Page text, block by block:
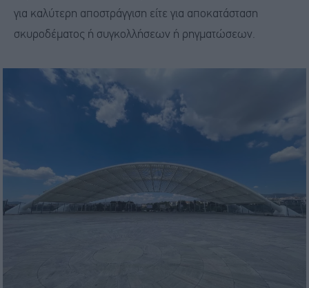
για καλύτερη αποστράγγιση είτε για αποκατάσταση
σκυροδέματος ή συγκολλήσεων ή ρηγματώσεων.